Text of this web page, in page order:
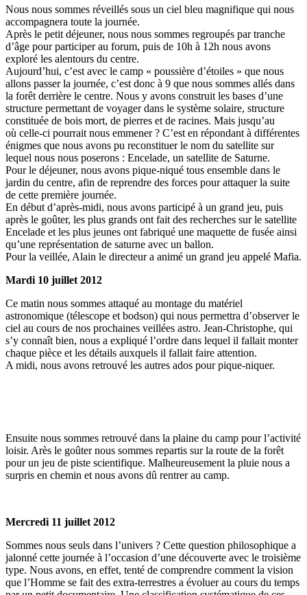
Nous nous sommes réveillés sous un ciel bleu magnifique qui nous
accompagnera toute la journée.
Après le petit déjeuner, nous nous sommes regroupés par tranche
d’âge pour participer au forum, puis de 10h à 12h nous avons
exploré les alentours du centre.
Aujourd’hui, c’est avec le camp « poussière d’étoiles » que nous
allons passer la journée, c’est donc à 9 que nous sommes allés dans
la forêt derrière le centre. Nous y avons construit les bases d’une
structure permettant de voyager dans le système solaire, structure
constituée de bois mort, de pierres et de racines. Mais jusqu’au
où celle-ci pourrait nous emmener ? C’est en répondant à différentes
énigmes que nous avons pu reconstituer le nom du satellite sur
lequel nous nous poserons : Encelade, un satellite de Saturne.
Pour le déjeuner, nous avons pique-niqué tous ensemble dans le
jardin du centre, afin de reprendre des forces pour attaquer la suite
de cette première journée.
En début d’après-midi, nous avons participé à un grand jeu, puis
après le goûter, les plus grands ont fait des recherches sur le satellite
Encelade et les plus jeunes ont fabriqué une maquette de fusée ainsi
qu’une représentation de saturne avec un ballon.
Pour la veillée, Alain le directeur a animé un grand jeu appelé Mafia.
Mardi 10 juillet 2012
Ce matin nous sommes attaqué au montage du matériel
astronomique (télescope et bodson) qui nous permettra d’observer le
ciel au cours de nos prochaines veillées astro. Jean-Christophe, qui
s’y connaît bien, nous a expliqué l’ordre dans lequel il fallait monter
chaque pièce et les détails auxquels il fallait faire attention.
A midi, nous avons retrouvé les autres ados pour pique-niquer.
Ensuite nous sommes retrouvé dans la plaine du camp pour l’activité
loisir. Arès le goûter nous sommes repartis sur la route de la forêt
pour un jeu de piste scientifique. Malheureusement la pluie nous a
surpris en chemin et nous avons dû rentrer au camp.
Mercredi 11 juillet 2012
Sommes nous seuls dans l’univers ? Cette question philosophique a
jalonné cette journée à l’occasion d’une découverte avec le troisième
type. Nous avons, en effet, tenté de comprendre comment la vision
que l’Homme se fait des extra-terrestres a évoluer au cours du temps